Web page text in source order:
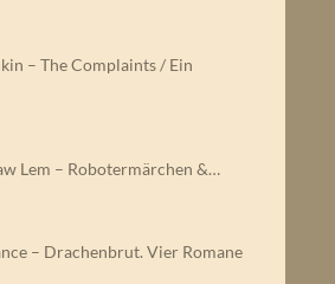
– The Complaints / Ein
Lem – Robotermärchen &…
– Drachenbrut. Vier Romane